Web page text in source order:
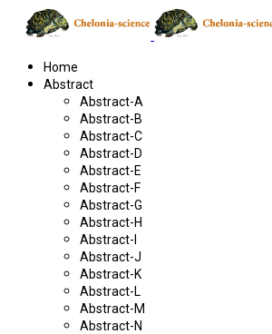
Home
Abstract
Abstract-A
Abstract-B
Abstract-C
Abstract-D
Abstract-E
Abstract-F
Abstract-G
Abstract-H
Abstract-I
Abstract-J
Abstract-K
Abstract-L
Abstract-M
Abstract-N